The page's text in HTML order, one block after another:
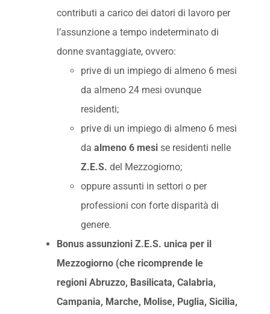
contributi a carico dei datori di lavoro per
l’assunzione a tempo indeterminato di
donne svantaggiate, ovvero:
prive di un impiego di almeno 6 mesi
da almeno 24 mesi ovunque
residenti;
prive di un impiego di almeno 6 mesi
da almeno 6 mesise residenti nelle
Z.E.S. del Mezzogiorno;
oppure assunti in settori o per
professioni con forte disparità di
genere.
Bonus assunzioni Z.E.S. unica per il
Mezzogiorno (che ricomprende le
regioni Abruzzo, Basilicata, Calabria,
Campania, Marche, Molise, Puglia, Sicilia,